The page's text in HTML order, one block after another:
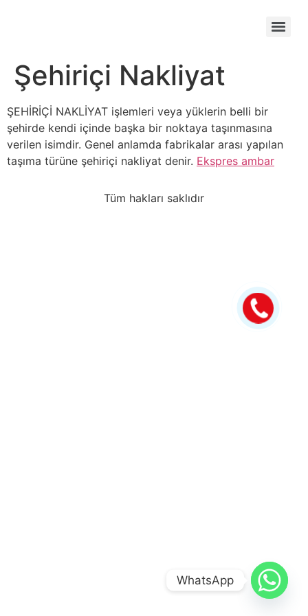
Şehiriçi Nakliyat
ŞEHİRİÇİ NAKLİYAT işlemleri veya yüklerin belli bir
şehirde kendi içinde başka bir noktaya taşınmasına
verilen isimdir. Genel anlamda fabrikalar arası yapılan
taşıma türüne şehiriçi nakliyat denir. Ekspres ambar
Tüm hakları saklıdır
WhatsApp